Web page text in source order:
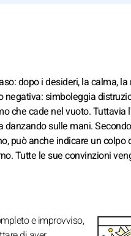
dopo i desideri, la calma, la
negativa: simboleggia
che cade nel vuoto. Tuttavia
sulle mani.
può anche indicare un colpo
Tutte le sue convinzioni
e improvviso,